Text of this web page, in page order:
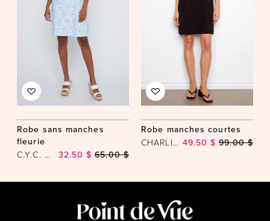
Robe sans manches
fleurie
C.Y.C. COCO Y. CLUB INC 32.50 $ 65.00 $
Robe manches courtes
CHARLIE B 49.50 $ 99.00 $